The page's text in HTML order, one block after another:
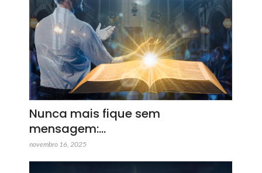
Nunca mais fique sem
mensagem:…
novembro 16, 2025